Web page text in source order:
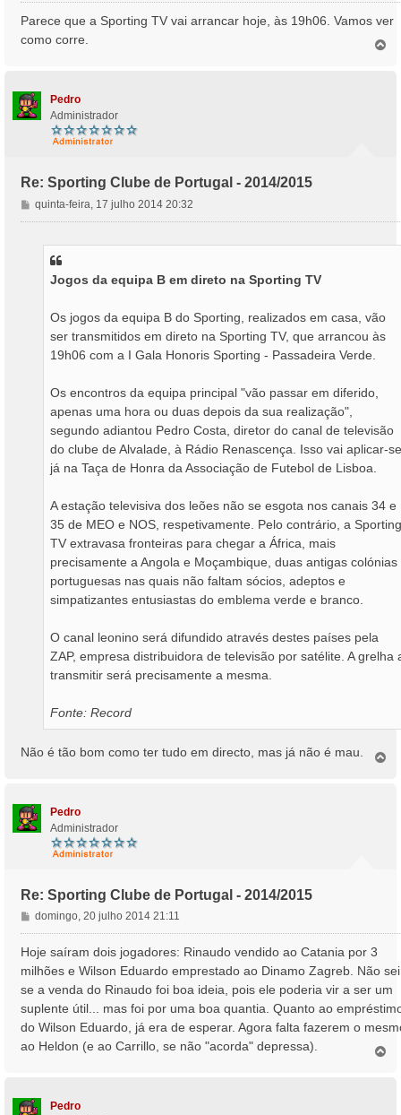
a
m
Parece que a Sporting TV vai arrancar hoje, às 19h06. Vamos ver
como corre.
Pedro
Administrador
Re: Sporting Clube de Portugal - 2014/2015
M
e
quinta-feira, 17 julho 2014 20:32
Jogos da equipa B em direto na Sporting TV
Os jogos da equipa B do Sporting, realizados em casa, vão
ser transmitidos em direto na Sporting TV, que arrancou às
19h06 com a I Gala Honoris Sporting - Passadeira Verde.
Os encontros da equipa principal "vão passar em diferido,
apenas uma hora ou duas depois da sua realização",
segundo adiantou Pedro Costa, diretor do canal de televisão
do clube de Alvalade, à Rádio Renascença. Isso vai aplicar-se
já na Taça de Honra da Associação de Futebol de Lisboa.
A estação televisiva dos leões não se esgota nos canais 34 e
35 de MEO e NOS, respetivamente. Pelo contrário, a Sporting
TV extravasa fronteiras para chegar a África, mais
precisamente a Angola e Moçambique, duas antigas colónias
portuguesas nas quais não faltam sócios, adeptos e
simpatizantes entusiastas do emblema verde e branco.
O canal leonino será difundido através destes países pela
ZAP, empresa distribuidora de televisão por satélite. A grelha
transmitir será precisamente a mesma.
Fonte: Record
Não é tão bom como ter tudo em directo, mas já não é mau.
Pedro
Administrador
Re: Sporting Clube de Portugal - 2014/2015
M
e
n
s
g
e
m
domingo, 20 julho 2014 21:11
Hoje saíram dois jogadores: Rinaudo vendido ao Catania por 3
milhões e Wilson Eduardo emprestado ao Dinamo Zagreb. Não sei
se a venda do Rinaudo foi boa ideia, pois ele poderia vir a ser um
suplente útil... mas foi por uma boa quantia. Quanto ao
do Wilson Eduardo, já era de esperar. Agora falta fazerem o
ao Heldon (e ao Carrillo, se não "acorda" depressa).
Pedro